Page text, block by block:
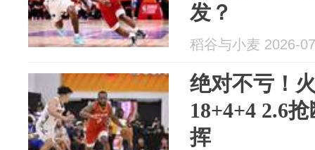
发？
稻谷与小麦 2026-
绝对不亏！
18+4+4 2.6
挥